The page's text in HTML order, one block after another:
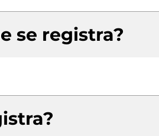
se registra?